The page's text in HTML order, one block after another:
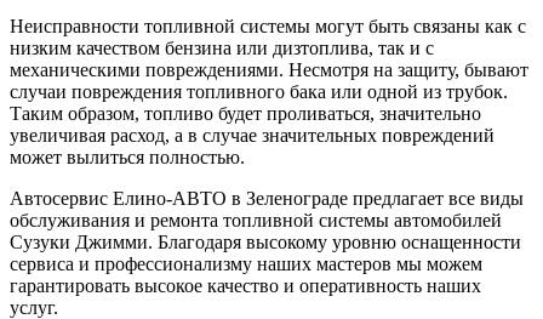
Неисправности топливной системы могут быть связаны как с
низким качеством бензина или дизтоплива, так и с
механическими повреждениями. Несмотря на защиту, бывают
случаи повреждения топливного бака или одной из трубок.
Таким образом, топливо будет проливаться, значительно
увеличивая расход, а в случае значительных повреждений
может вылиться полностью.
Автосервис Елино-АВТО в Зеленограде предлагает все виды
обслуживания и ремонта топливной системы автомобилей
Сузуки Джимми. Благодаря высокому уровню оснащенности
сервиса и профессионализму наших мастеров мы можем
гарантировать высокое качество и оперативность наших
услуг.